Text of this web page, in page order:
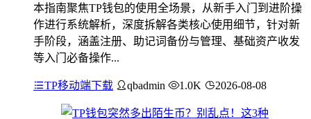
本指南聚焦TP钱包的使用全场景，从新手入门到进阶操
作进行系统解析，深度拆解各类核心使用细节，针对新
手阶段，涵盖注册、助记词备份与管理、基础资产收发
等入门必备操作...
TP移动端下载 qbadmin 1.0K 2026-08-08